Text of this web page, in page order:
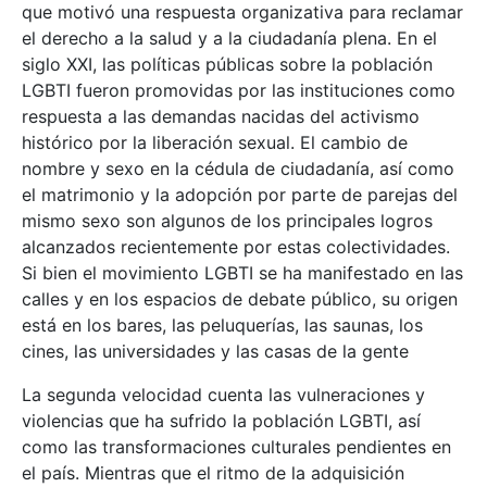
que motivó una respuesta organizativa para reclamar
el derecho a la salud y a la ciudadanía plena. En el
siglo XXI, las políticas públicas sobre la población
LGBTI fueron promovidas por las instituciones como
respuesta a las demandas nacidas del activismo
histórico por la liberación sexual. El cambio de
nombre y sexo en la cédula de ciudadanía, así como
el matrimonio y la adopción por parte de parejas del
mismo sexo son algunos de los principales logros
alcanzados recientemente por estas colectividades.
Si bien el movimiento LGBTI se ha manifestado en las
calles y en los espacios de debate público, su origen
está en los bares, las peluquerías, las saunas, los
cines, las universidades y las casas de la gente
La segunda velocidad cuenta las vulneraciones y
violencias que ha sufrido la población LGBTI, así
como las transformaciones culturales pendientes en
el país. Mientras que el ritmo de la adquisición